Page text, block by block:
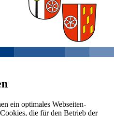
ein optimales Webseiten-
die für den Betrieb der